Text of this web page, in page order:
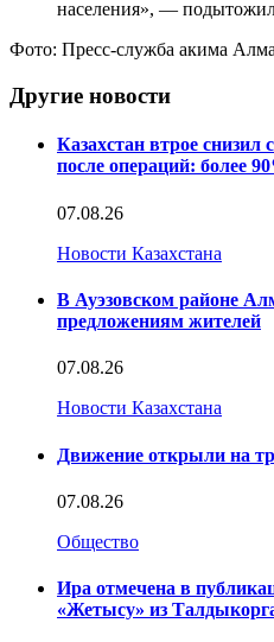
населения», —
Фото: Пресс-служба акима
Другие новости
Казахстан втрое
после операций: более
07.08.26
Новости Казахстана
В Ауэзовском районе
предложениям жителей
07.08.26
Новости Казахстана
Движение открыли на
07.08.26
Общество
Ира отмечена в
«Жетысу» из